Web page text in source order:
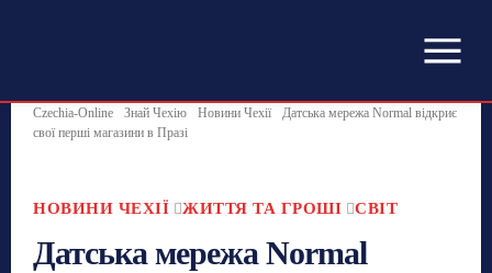
Czechia-Online Знай Чехію Новини Чехії
Датська мережа Normal відкриє
свої перші магазини в Празі
НОВИНИ ЧЕХІЇ ЖИТТЯ ТА ГРОШІ СВІТ
Датська мережа Normal